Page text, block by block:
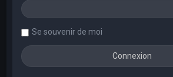
Se souvenir de moi